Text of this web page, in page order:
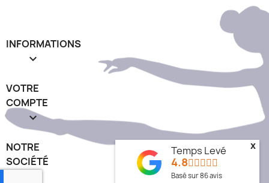
INFORMATIONS

VOTRE
COMPTE

NOTRE
SOCIÉTÉ
Temps Levé
4.8
Basé sur86avis
x